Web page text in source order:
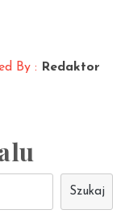
By : Redaktor
Szukaj